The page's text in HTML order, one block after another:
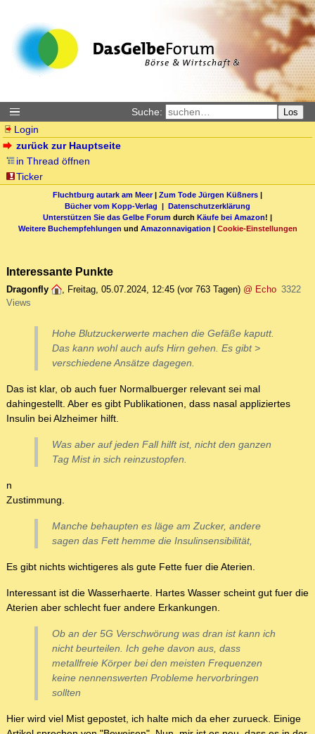
Suche: Los
Login
zurück zur Hauptseite
in Thread öffnen
Ticker
Fluchtburg autark am Meer| Zum Tode Jürgen Küßners |
Bücher vom Kopp-Verlag | Datenschutzerklärung
Unterstützen Sie das Gelbe Forum durch Käufe bei Amazon! |
Weitere Buchempfehlungen und Amazonnavigation | Cookie-Einstellungen
Interessante Punkte
Dragonfly , Freitag, 05.07.2024, 12:45 (vor 763 Tagen) @ Echo 3322
Views
Hohe Blutzuckerwerte machen die Gefäße kaputt.
Das kann wohl auch aufs Hirn gehen. Es gibt >
verschiedene Ansätze dagegen.
Das ist klar, ob auch fuer Normalbuerger relevant sei mal
dahingestellt. Aber es gibt Publikationen, dass nasal appliziertes
Insulin bei Alzheimer hilft.
Was aber auf jeden Fall hilft ist, nicht den ganzen
Tag Mist in sich reinzustopfen.
n
Zustimmung.
Manche behaupten es läge am Zucker, andere
sagen das Fett hemme die Insulinsensibilität,
Es gibt nichts wichtigeres als gute Fette fuer die Aterien.
Interessant ist die Wasserhaerte. Hartes Wasser scheint gut fuer die
Aterien aber schlecht fuer andere Erkankungen.
Ob an der 5G Verschwörung was dran ist kann ich
nicht beurteilen. Ich gehe davon aus, dass
metallfreie Körper bei den meisten Frequenzen
keine nennenswerten Probleme hervorbringen
sollten
Hier wird viel Mist gepostet, ich halte mich da eher zurueck. Einige